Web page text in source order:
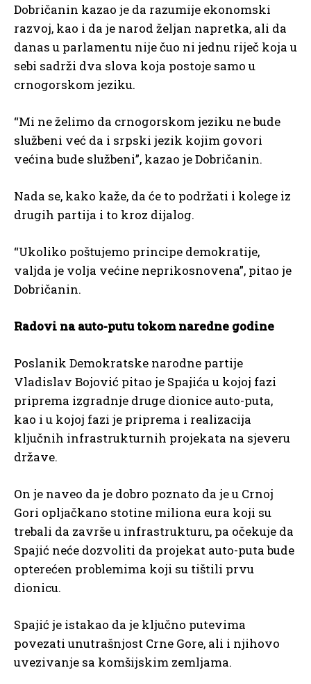
Dobričanin kazao je da razumije ekonomski
razvoj, kao i da je narod željan napretka, ali da
danas u parlamentu nije čuo ni jednu riječ koja u
sebi sadrži dva slova koja postoje samo u
crnogorskom jeziku.
“Mi ne želimo da crnogorskom jeziku ne bude
službeni već da i srpski jezik kojim govori
većina bude službeni”, kazao je Dobričanin.
Nada se, kako kaže, da će to podržati i kolege iz
drugih partija i to kroz dijalog.
“Ukoliko poštujemo principe demokratije,
valjda je volja većine neprikosnovena”, pitao je
Dobričanin.
Radovi na auto-putu tokom naredne godine
Poslanik Demokratske narodne partije
Vladislav Bojović pitao je Spajića u kojoj fazi
priprema izgradnje druge dionice auto-puta,
kao i u kojoj fazi je priprema i realizacija
ključnih infrastrukturnih projekata na sjeveru
države.
On je naveo da je dobro poznato da je u Crnoj
Gori opljačkano stotine miliona eura koji su
trebali da završe u infrastrukturu, pa očekuje da
Spajić neće dozvoliti da projekat auto-puta bude
opterećen problemima koji su tištili prvu
dionicu.
Spajić je istakao da je ključno putevima
povezati unutrašnjost Crne Gore, ali i njihovo
uvezivanje sa komšijskim zemljama.